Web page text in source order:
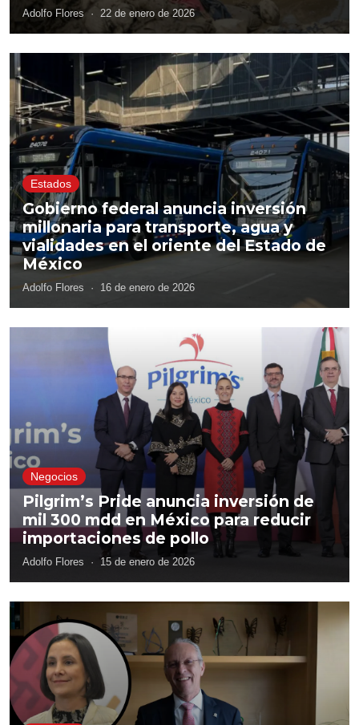
Adolfo Flores· 22 de enero de 2026
Estados
Gobierno federal anuncia inversión
millonaria para transporte, agua y
vialidades en el oriente del Estado de
México
Adolfo Flores · 16 de enero de 2026
Negocios
Pilgrim’s Pride anuncia inversión de
mil 300 mdd en México para reducir
importaciones de pollo
Adolfo Flores · 15 de enero de 2026